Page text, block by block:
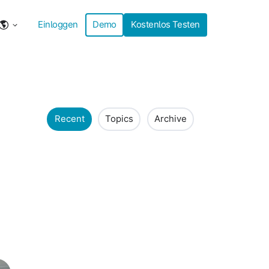
Einloggen Demo Kostenlos Testen
Recent Topics Archive